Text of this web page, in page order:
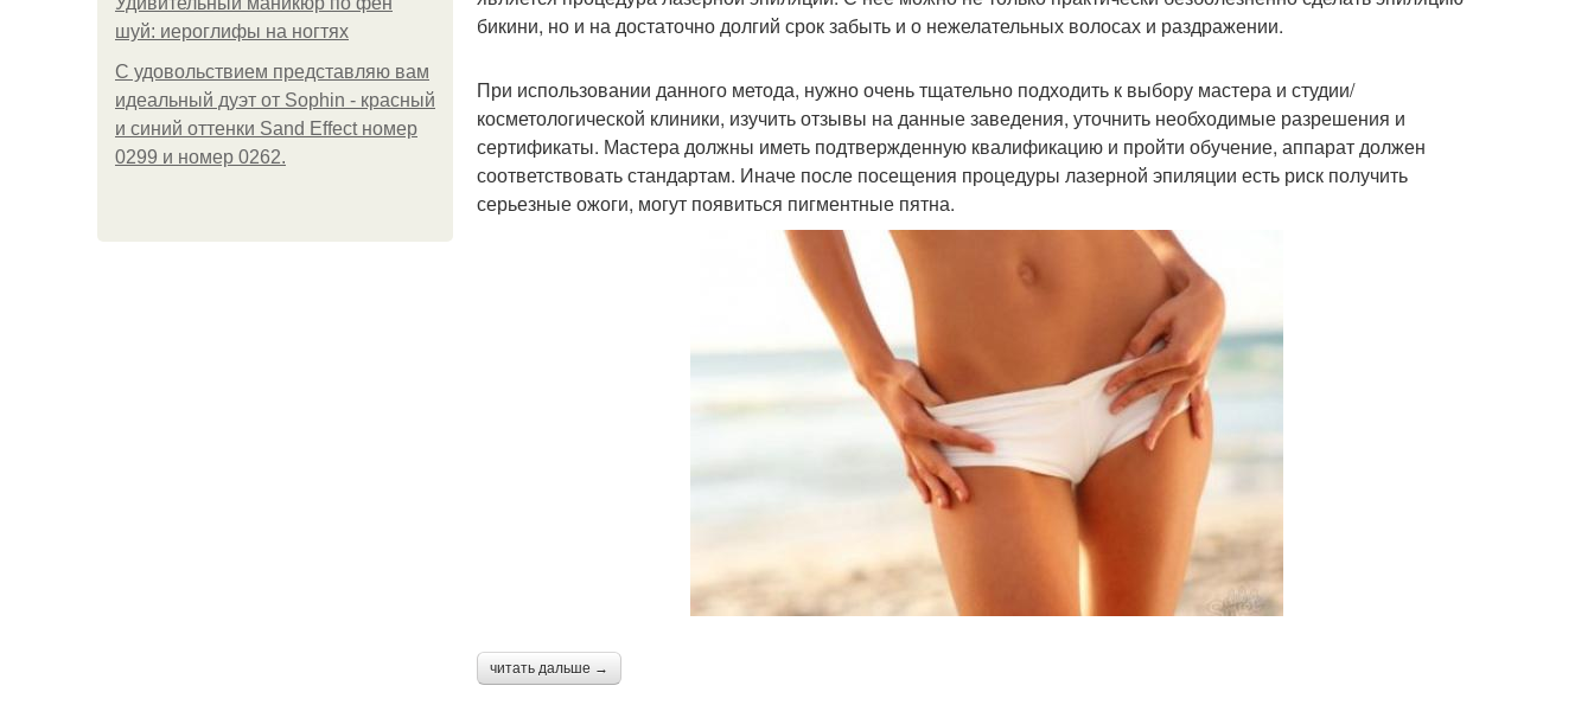
шуй: иероглифы на ногтях
С удовольствием представляю вам
идеальный дуэт от Sophin - красный
и синий оттенки Sand Effect номер
0299 и номер 0262.
бикини, но и на достаточно долгий срок забыть и о нежелательных волосах и раздражении.
При использовании данного метода, нужно очень тщательно подходить к выбору мастера и студии/
косметологической клиники, изучить отзывы на данные заведения, уточнить необходимые разрешения и
сертификаты. Мастера должны иметь подтвержденную квалификацию и пройти обучение, аппарат должен
соответствовать стандартам. Иначе после посещения процедуры лазерной эпиляции есть риск получить
серьезные ожоги, могут появиться пигментные пятна.
читать дальше →